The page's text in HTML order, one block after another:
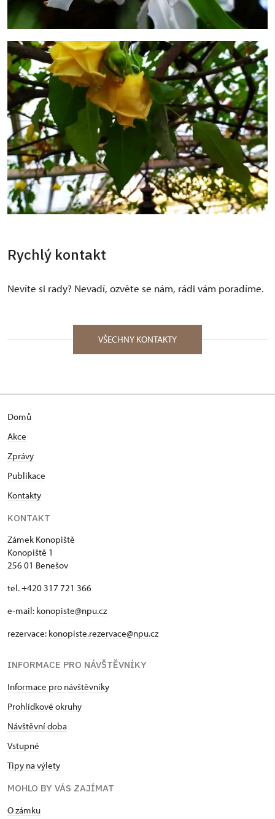
Rychlý kontakt
Nevíte si rady? Nevadí, ozvěte se nám, rádi vám poradíme.
VŠECHNY KONTAKTY
Domů
Akce
Zprávy
Publikace
Kontakty
KONTAKT
Zámek Konopiště
Konopiště 1
256 01 Benešov
tel. +420 317 721 366
e-mail: konopiste@npu.cz
rezervace: konopiste.rezervace@npu.cz
INFORMACE PRO NÁVŠTĚVNÍKY
Informace pro návštěvníky
Prohlídkové okruhy
Návštěvní doba
Vstupné
Tipy na výlety
MOHLO BY VÁS ZAJÍMAT
O zámku